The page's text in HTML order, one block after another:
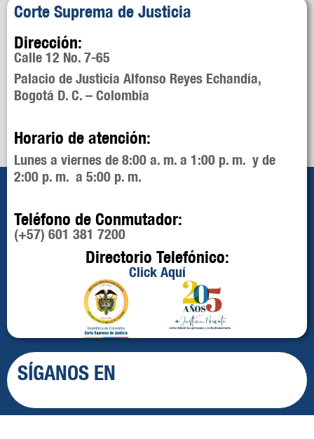
Corte Suprema de Justicia
Dirección:
Calle 12 No. 7-65
Palacio de Justicia Alfonso Reyes Echandía,
Bogotá D. C. – Colombia
Horario de atención:
Lunes a viernes de 8:00 a. m. a 1:00 p. m. y de
2:00 p. m. a 5:00 p. m.
Teléfono de Conmutador:
(+57) 601 381 7200
Directorio Telefónico:
Click Aquí
SÍGANOS EN